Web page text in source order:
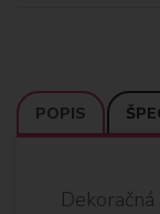
POPIS